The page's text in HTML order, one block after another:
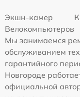
Экшн-камер
Велокомпьютеров
Мы занимаемся
обслуживанием
гарантийного
Новгороде
официальной